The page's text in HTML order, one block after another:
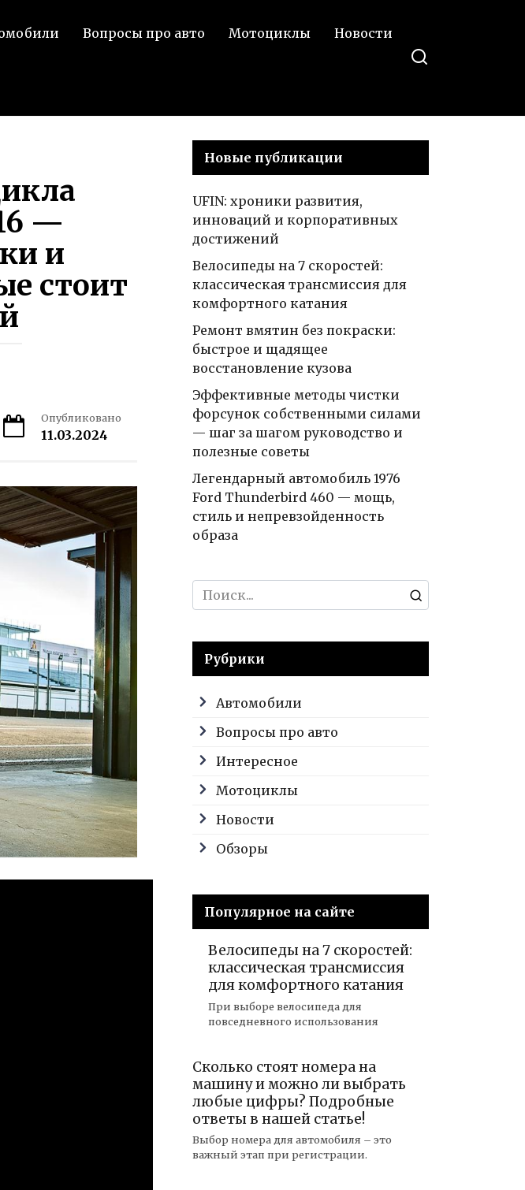
Вопросы про авто Мотоциклы Новости
—
и
стоит
Опубликовано
11.03.2024
Новые публикации
UFIN: хроники развития,
инноваций и корпоративных
достижений
Велосипеды на 7 скоростей:
классическая трансмиссия для
комфортного катания
Ремонт вмятин без покраски:
быстрое и щадящее
восстановление кузова
Эффективные методы чистки
форсунок собственными силами
— шаг за шагом руководство и
полезные советы
Легендарный автомобиль 1976
Ford Thunderbird 460 — мощь,
стиль и непревзойденность
образа
Search
for:
Рубрики
Автомобили
Вопросы про авто
Интересное
Мотоциклы
Новости
Обзоры
Популярное на сайте
Велосипеды на 7 скоростей:
классическая трансмиссия
для комфортного катания
При выборе велосипеда для
повседневного использования
Сколько стоят номера на
машину и можно ли выбрать
любые цифры? Подробные
ответы в нашей статье!
Выбор номера для автомобиля – это
важный этап при регистрации.
характеристики
и информация